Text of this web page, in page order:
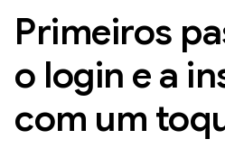
Primeiros
o login e a
com um